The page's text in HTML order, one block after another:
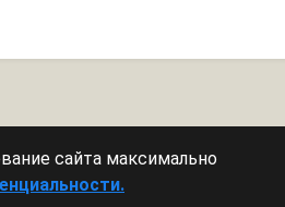
сайта максимально